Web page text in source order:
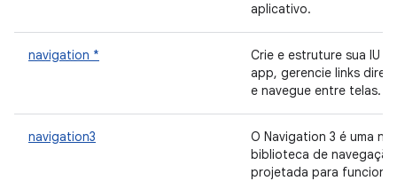
aplicativo.
navigation *
Crie e estruture sua IU
app, gerencie links
e navegue entre telas.
navigation3
O Navigation 3 é uma
biblioteca de navegação
projetada para funcionar